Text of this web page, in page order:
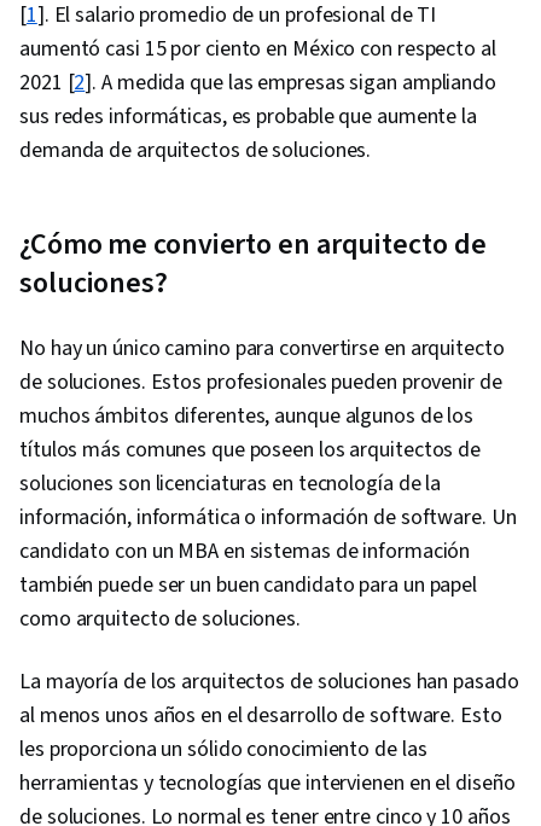
[1]. El salario promedio de un profesional de TI
aumentó casi 15 por ciento en México con respecto al
2021 [2]. A medida que las empresas sigan ampliando
sus redes informáticas, es probable que aumente la
demanda de arquitectos de soluciones.
¿Cómo me convierto en arquitecto de
soluciones?
No hay un único camino para convertirse en arquitecto
de soluciones. Estos profesionales pueden provenir de
muchos ámbitos diferentes, aunque algunos de los
títulos más comunes que poseen los arquitectos de
soluciones son licenciaturas en tecnología de la
información, informática o información de software. Un
candidato con un MBA en sistemas de información
también puede ser un buen candidato para un papel
como arquitecto de soluciones.
La mayoría de los arquitectos de soluciones han pasado
al menos unos años en el desarrollo de software. Esto
les proporciona un sólido conocimiento de las
herramientas y tecnologías que intervienen en el diseño
de soluciones. Lo normal es tener entre cinco y 10 años